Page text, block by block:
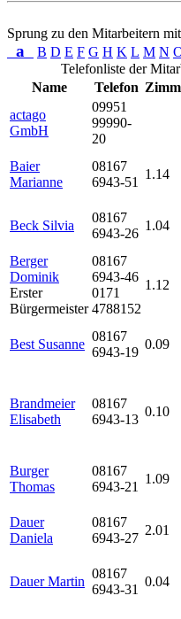
Sprung zu den Mitarbeitern
a B D E F G H K L M N
Telefonliste der
Name
Telefon
actago
GmbH
09951
99990-
20
Baier
Marianne
08167
6943-51
1.14
Beck Silvia
08167
6943-26
1.04
Berger
Dominik
Erster
Bürgermeister
08167
6943-46
0171
4788152
1.12
Best Susanne
08167
6943-19
0.09
Brandmeier
Elisabeth
08167
6943-13
0.10
Burger
Thomas
08167
6943-21
1.09
Dauer
Daniela
08167
6943-27
2.01
Dauer Martin
08167
6943-31
0.04